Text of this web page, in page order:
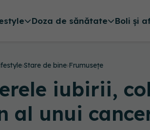
Doza de sănătate Boli și
›Stare de bine›Frumusețe
iubirii,
al unui